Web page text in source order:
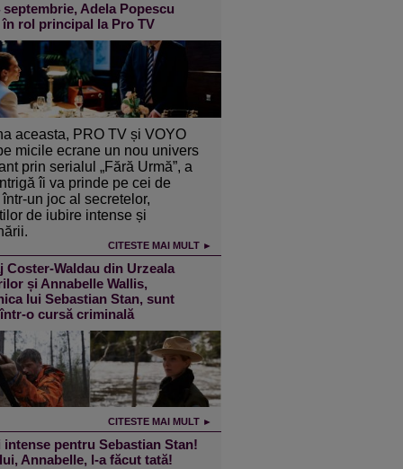
septembrie, Adela Popescu
în rol principal la Pro TV
aceasta, PRO TV și VOYO
micile ecrane un nou univers
prin serialul „Fără Urmă”, a
îi va prinde pe cei de
un joc al secretelor,
de iubire intense și
CITESTE MAI MULT ►
Coster-Waldau din Urzeala
și Annabelle Wallis,
lui Sebastian Stan, sunt
o cursă criminală
CITESTE MAI MULT ►
intense pentru Sebastian Stan!
Annabelle, l-a făcut tată!